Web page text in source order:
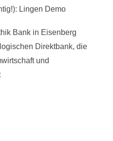
Lingen Demo
Bank in Eisenberg
Direktbank, die
und